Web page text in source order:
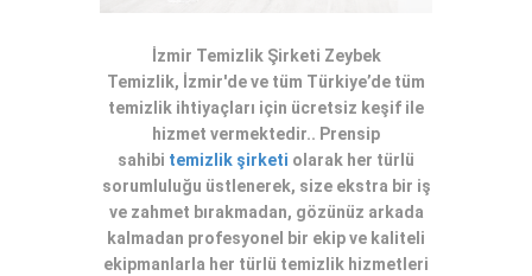
İzmir Temizlik Şirketi Zeybek
Temizlik, İzmir'de ve tüm Türkiye’de tüm
temizlik ihtiyaçları için ücretsiz keşif ile
hizmet vermektedir.. Prensip
sahibi temizlik şirketi olarak her türlü
sorumluluğu üstlenerek, size ekstra bir iş
ve zahmet bırakmadan, gözünüz arkada
kalmadan profesyonel bir ekip ve kaliteli
ekipmanlarla her türlü temizlik hizmetleri